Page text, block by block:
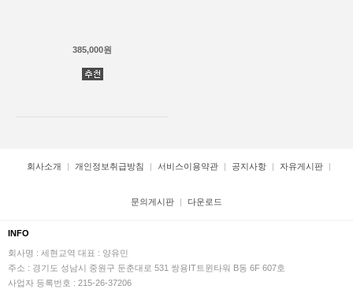
385,000원
회사소개 개인정보취급방침 서비스이용약관 공지사항 자유게시판
문의게시판 다운로드
INFO
회사명 : 세현교역 대표 : 양유민
주소 : 경기도 성남시 중원구 둔춘대로 531 쌍용IT트윈타워 B동 6F 607호
사업자 등록번호 : 215-26-37206